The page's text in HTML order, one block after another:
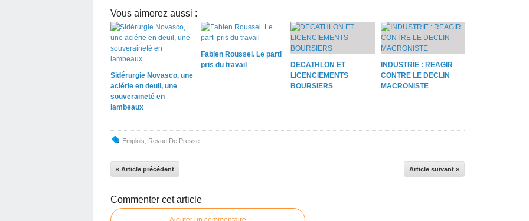
Vous aimerez aussi :
Sidérurgie Novasco, une
aciérie en deuil, une
souveraineté en
lambeaux
Fabien Roussel. Le parti
pris du travail
DECATHLON ET
LICENCIEMENTS
BOURSIERS
INDUSTRIE : REAGIR
CONTRE LE DECLIN
MACRONISTE
Emplois Revue De Presse
« Article précédent Article suivant »
Commenter cet article